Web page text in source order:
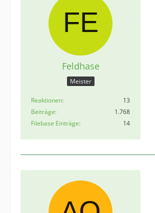
Feldhase
Meister
Reaktionen
13
Beiträge
1.768
Filebase Einträge
14